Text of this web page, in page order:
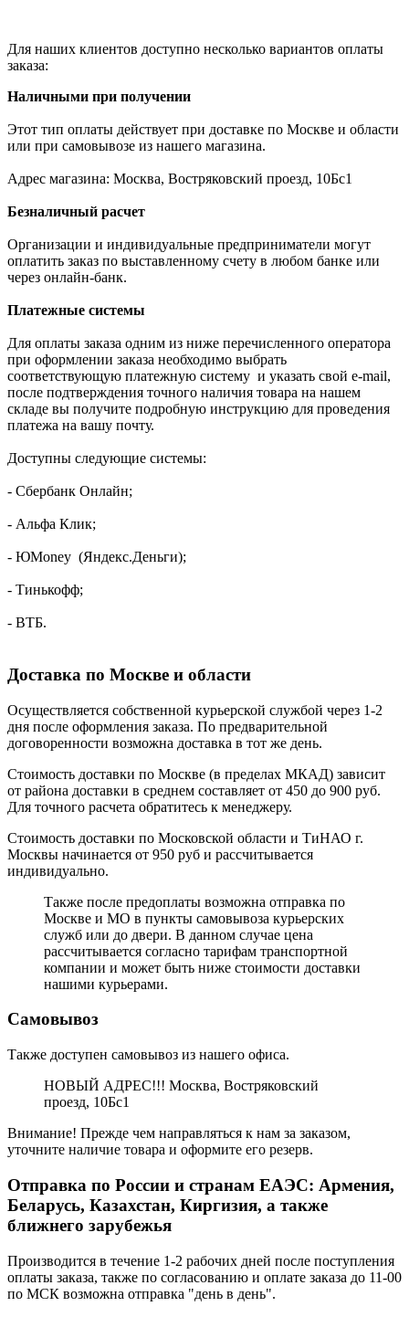
Для наших клиентов доступно несколько вариантов оплаты
заказа:
Наличными при получении
Этот тип оплаты действует при доставке по Москве и области
или при самовывозе из нашего магазина.
Адрес магазина: Москва, Востряковский проезд, 10Бс1
Безналичный расчет
Организации и индивидуальные предприниматели могут
оплатить заказ по выставленному счету в любом банке или
через онлайн-банк.
Платежные системы
Для оплаты заказа одним из ниже перечисленного оператора
при оформлении заказа необходимо выбрать
соответствующую платежную систему и указать свой e-mail,
после подтверждения точного наличия товара на нашем
складе вы получите подробную инструкцию для проведения
платежа на вашу почту.
Доступны следующие системы:
- Сбербанк Онлайн;
- Альфа Клик;
- ЮMoney (Яндекс.Деньги);
- Тинькофф;
- ВТБ.
Доставка по Москве и области
Осуществляется собственной курьерской службой через 1-2
дня после оформления заказа. По предварительной
договоренности возможна доставка в тот же день.
Стоимость доставки по Москве (в пределах МКАД) зависит
от района доставки в среднем составляет от 450 до 900 руб.
Для точного расчета обратитесь к менеджеру.
Стоимость доставки по Московской области и ТиНАО г.
Москвы начинается от 950 руб и рассчитывается
индивидуально.
Также после предоплаты возможна отправка по
Москве и МО в пункты самовывоза курьерских
служб или до двери. В данном случае цена
рассчитывается согласно тарифам транспортной
компании и может быть ниже стоимости доставки
нашими курьерами.
Самовывоз
Также доступен самовывоз из нашего офиса.
НОВЫЙ АДРЕС!!! Москва, Востряковский
проезд, 10Бс1
Внимание! Прежде чем направляться к нам за заказом,
уточните наличие товара и оформите его резерв.
Отправка по России и странам ЕАЭС: Армения,
Беларусь, Казахстан, Киргизия, а также
ближнего зарубежья
Производится в течение 1-2 рабочих дней после поступления
оплаты заказа, также по согласованию и оплате заказа до 11-00
по МСК возможна отправка "день в день".